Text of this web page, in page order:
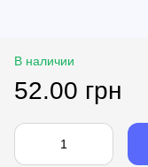
В наличии
52.00 грн